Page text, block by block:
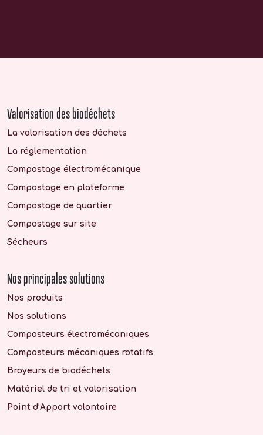
Valorisation des biodéchets
La valorisation des déchets
La réglementation
Compostage électromécanique
Compostage en plateforme
Compostage de quartier
Compostage sur site
Sécheurs
Nos principales solutions
Nos produits
Nos solutions
Composteurs électromécaniques
Composteurs mécaniques rotatifs
Broyeurs de biodéchets
Matériel de tri et valorisation
Point d’Apport volontaire